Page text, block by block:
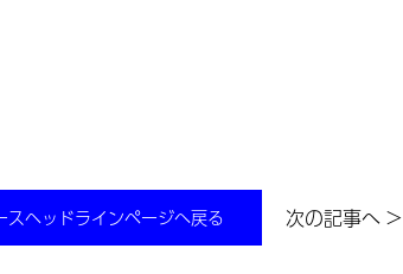
スヘッドラインページへ戻る 次の記事へ >